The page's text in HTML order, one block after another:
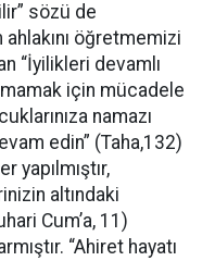
sözü de
öğretmemizi
“İyilikleri devamlı
için mücadele
namazı
edin” (Taha,132)
yapılmıştır,
altındaki
Cum’a, 11)
“Ahiret hayatı